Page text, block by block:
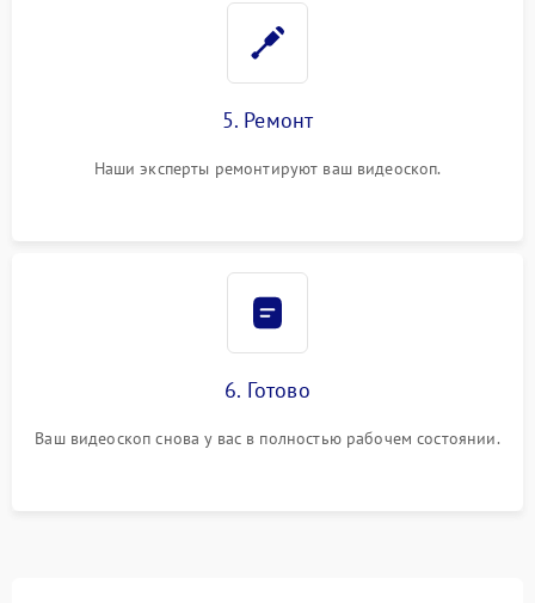
5. Ремонт
Наши эксперты ремонтируют ваш видеоскоп.
6. Готово
Ваш видеоскоп снова у вас в полностью рабочем состоянии.